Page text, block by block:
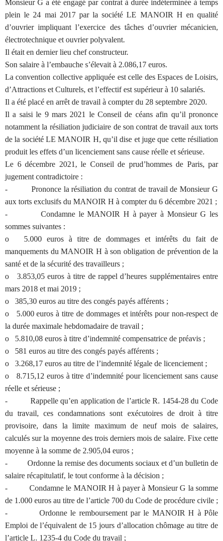
Monsieur G a été engagé par contrat à durée indéterminée à temps
plein le 24 mai 2017 par la société LE MANOIR H en qualité
d’ouvrier impliquant l’exercice des tâches d’ouvrier mécanicien,
électrotechnique et ouvrier polyvalent.
Il était en dernier lieu chef constructeur.
Son salaire à l’embauche s’élevait à 2.086,17 euros.
La convention collective appliquée est celle des Espaces de Loisirs,
d’Attractions et Culturels, et l’effectif est supérieur à 10 salariés.
Il a été placé en arrêt de travail à compter du 28 septembre 2020.
Il a saisi le 9 mars 2021 le Conseil de céans afin qu’il prononce
notamment la résiliation judiciaire de son contrat de travail aux torts
de la société LE MANOIR H, qu’il dise et juge que cette résiliation
produit les effets d’un licenciement sans cause réelle et sérieuse.
Le 6 décembre 2021, le Conseil de prud’hommes de Paris, par
jugement contradictoire :
- Prononce la résiliation du contrat de travail de Monsieur G
aux torts exclusifs du MANOIR H à compter du 6 décembre 2021 ;
- Condamne le MANOIR H à payer à Monsieur G les
sommes suivantes :
o 5.000 euros à titre de dommages et intérêts du fait de
manquements du MANOIR H à son obligation de prévention de la
santé et de la sécurité des travailleurs ;
o 3.853,05 euros à titre de rappel d’heures supplémentaires entre
mars 2018 et mai 2019 ;
o 385,30 euros au titre des congés payés afférents ;
o 5.000 euros à titre de dommages et intérêts pour non-respect de
la durée maximale hebdomadaire de travail ;
o 5.810,08 euros à titre d’indemnité compensatrice de préavis ;
o 581 euros au titre des congés payés afférents ;
o 3.268,17 euros au titre de l’indemnité légale de licenciement ;
o 8.715,12 euros à titre d’indemnité pour licenciement sans cause
réelle et sérieuse ;
- Rappelle qu’en application de l’article R. 1454-28 du Code
du travail, ces condamnations sont exécutoires de droit à titre
provisoire, dans la limite maximum de neuf mois de salaires,
calculés sur la moyenne des trois derniers mois de salaire. Fixe cette
moyenne à la somme de 2.905,04 euros ;
- Ordonne la remise des documents sociaux et d’un bulletin de
salaire récapitulatif, le tout conforme à la décision ;
- Condamne le MANOIR H à payer à Monsieur G la somme
de 1.000 euros au titre de l’article 700 du Code de procédure civile ;
- Ordonne le remboursement par le MANOIR H à Pôle
Emploi de l’équivalent de 15 jours d’allocation chômage au titre de
l’article L. 1235-4 du Code du travail ;